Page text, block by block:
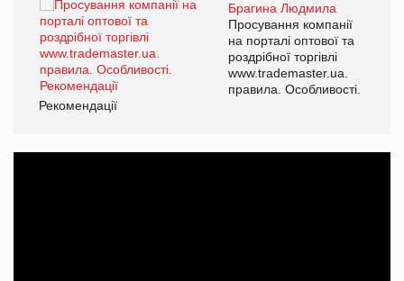
Брагина Людмила
Просування компанії
на порталі оптової та
роздрібної торгівлі
www.trademaster.ua.
правила. Особливості.
Рекомендації